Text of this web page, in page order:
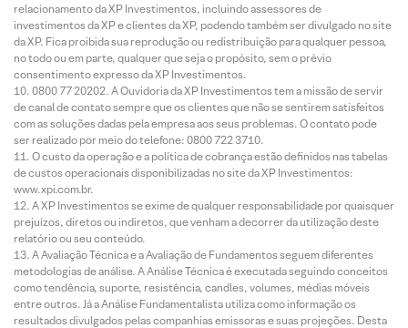
relacionamento da XP Investimentos, incluindo assessores de
investimentos da XP e clientes da XP, podendo também ser divulgado no site
da XP. Fica proibida sua reprodução ou redistribuição para qualquer pessoa,
no todo ou em parte, qualquer que seja o propósito, sem o prévio
consentimento expresso da XP Investimentos.
0800 77 20202. A Ouvidoria da XP Investimentos tem a missão de servir
de canal de contato sempre que os clientes que não se sentirem satisfeitos
com as soluções dadas pela empresa aos seus problemas. O contato pode
ser realizado por meio do telefone: 0800 722 3710.
O custo da operação e a política de cobrança estão definidos nas tabelas
de custos operacionais disponibilizadas no site da XP Investimentos:
www.xpi.com.br.
A XP Investimentos se exime de qualquer responsabilidade por quaisquer
prejuízos, diretos ou indiretos, que venham a decorrer da utilização deste
relatório ou seu conteúdo.
A Avaliação Técnica e a Avaliação de Fundamentos seguem diferentes
metodologias de análise. A Análise Técnica é executada seguindo conceitos
como tendência, suporte, resistência, candles, volumes, médias móveis
entre outros. Já a Análise Fundamentalista utiliza como informação os
resultados divulgados pelas companhias emissoras e suas projeções. Desta